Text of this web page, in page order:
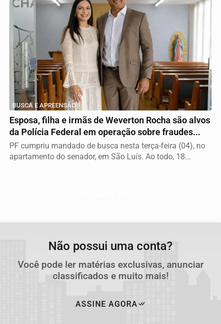
BUSCA E APREENSÃO
Esposa, filha e irmãs de Weverton Rocha são alvos
da Polícia Federal em operação sobre fraudes...
PF cumpriu mandado de busca nesta terça-feira (04), no
apartamento do senador, em São Luís. Ao todo, 18...
Não possui uma conta?
Você pode ler matérias exclusivas, anunciar
classificados e muito mais!
ASSINE AGORA